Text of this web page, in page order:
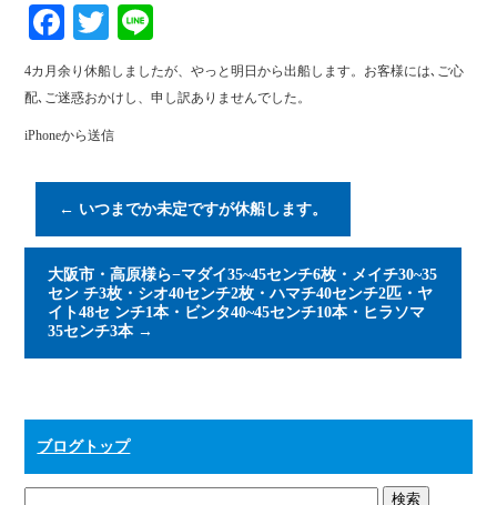
Fa
ce
bo
ok
T
wi
tte
r
ne
4カ月余り休船しましたが、やっと明日から出船します。お客様には､ご心
配､ご迷惑おかけし、申し訳ありませんでした。
iPhoneから送信
← いつまでか未定ですが休船します。
大阪市・高原様ら−マダイ35~45センチ6枚・メイチ30~35
セン チ3枚・シオ40センチ2枚・ハマチ40センチ2匹・ヤ
イト48セ ンチ1本・ビンタ40~45センチ10本・ヒラソマ
35センチ3本 →
ブログトップ